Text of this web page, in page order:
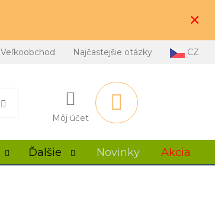
×
Veľkoobchod Najčastejšie otázky CZ
Môj účet
Ďalšie Novinky Akcia